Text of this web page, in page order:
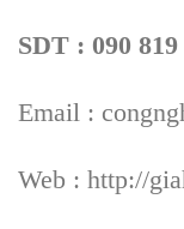
SDT : 090
Email :
Web : http://